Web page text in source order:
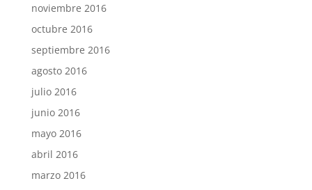
noviembre 2016
octubre 2016
septiembre 2016
agosto 2016
julio 2016
junio 2016
mayo 2016
abril 2016
marzo 2016